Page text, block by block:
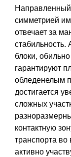
симметрией
отвечает за
стабильность.
блоки,
гарантируют
обледенелым
достигается
сложных
контактную
транспорта
активно